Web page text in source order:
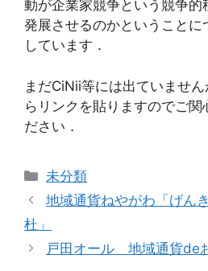
動が企業家競争という競争的
発展させるのかということに
しています．
まだCiNii等には出ていませ
らリンクを貼りますのでご関
ださい．
カ
テ
リ
ー
未分類
地域通貨ねやがわ「げん
杜」
戸田オール 地域通貨de